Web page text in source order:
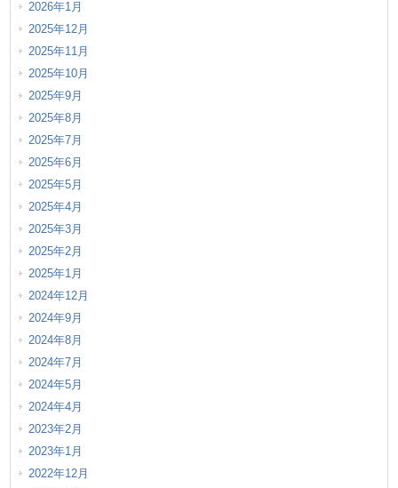
2026年1月
2025年12月
2025年11月
2025年10月
2025年9月
2025年8月
2025年7月
2025年6月
2025年5月
2025年4月
2025年3月
2025年2月
2025年1月
2024年12月
2024年9月
2024年8月
2024年7月
2024年5月
2024年4月
2023年2月
2023年1月
2022年12月